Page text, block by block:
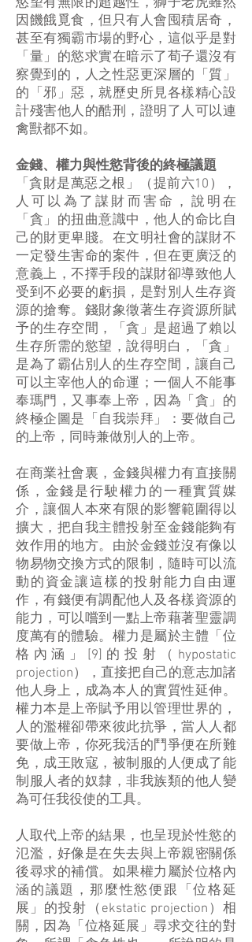
慾望有無限的超越性，獅子老虎雖然
因饑餓覓食，但只有人會囤積居奇，
甚至有獨霸市場的野心，這似乎是對
「量」的慾求實在暗示了荀子還沒有
察覺到的，人之性惡更深層的「質」
的「邪」惡，就歷史所見各樣精心設
計殘害他人的酷刑，證明了人可以連
禽獸都不如。
金錢、權力與性慾背後的終極議題
「貪財是萬惡之根」（提前六10），
人可以為了謀財而害命，說明在
「貪」的扭曲意識中，他人的命比自
己的財更卑賤。在文明社會的謀財不
一定發生害命的案件，但在更廣泛的
意義上，不擇手段的謀財卻導致他人
受到不必要的虧損，是對別人生存資
源的搶奪。錢財象徵著生存資源所賦
予的生存空間，「貪」是超過了賴以
生存所需的慾望，說得明白，「貪」
是為了霸佔別人的生存空間，讓自己
可以主宰他人的命運；一個人不能事
奉瑪門，又事奉上帝，因為「貪」的
終極企圖是「自我崇拜」：要做自己
的上帝，同時兼做別人的上帝。
在商業社會裏，金錢與權力有直接關
係，金錢是行駛權力的一種實質媒
介，讓個人本來有限的影響範圍得以
擴大，把自我主體投射至金錢能夠有
效作用的地方。由於金錢並沒有像以
物易物交換方式的限制，隨時可以流
動的資金讓這樣的投射能力自由運
作，有錢便有調配他人及各樣資源的
能力，可以嚐到一點上帝藉著聖靈調
度萬有的體驗。權力是屬於主體「位
格內涵」[9]的投射（hypostatic
projection），直接把自己的意志加諸
他人身上，成為本人的實質性延伸。
權力本是上帝賦予用以管理世界的，
人的濫權卻帶來彼此抗爭，當人人都
要做上帝，你死我活的鬥爭便在所難
免，成王敗寇，被制服的人便成了能
制服人者的奴隸，非我族類的他人變
為可任我役使的工具。
人取代上帝的結果，也呈現於性慾的
氾濫，好像是在失去與上帝親密關係
後尋求的補償。如果權力屬於位格內
涵的議題，那麼性慾便跟「位格延
展」的投射（ekstatic projection）相
關，因為「位格延展」尋求交往的對